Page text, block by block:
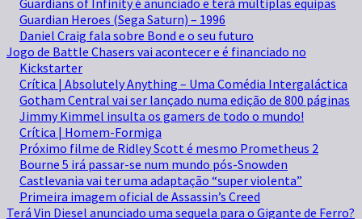
Guardians of Infinity é anunciado e terá múltiplas equipas
Guardian Heroes (Sega Saturn) – 1996
Daniel Craig fala sobre Bond e o seu futuro
Jogo de Battle Chasers vai acontecer e é financiado no
Kickstarter
Crítica | Absolutely Anything – Uma Comédia Intergaláctica
Gotham Central vai ser lançado numa edição de 800 páginas
Jimmy Kimmel insulta os gamers de todo o mundo!
Crítica | Homem-Formiga
Próximo filme de Ridley Scott é mesmo Prometheus 2
Bourne 5 irá passar-se num mundo pós-Snowden
Castlevania vai ter uma adaptação “super violenta”
Primeira imagem oficial de Assassin’s Creed
Terá Vin Diesel anunciado uma sequela para o Gigante de Ferro?